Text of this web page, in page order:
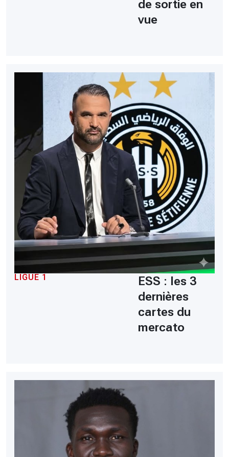
de sortie en
vue
LIGUE 1
ESS : les 3
dernières
cartes du
mercato